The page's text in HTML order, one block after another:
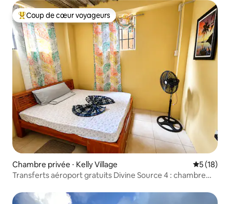
Coups de cœur voyageurs les plus appréciés
Coup de cœur voyageurs
Chambre privée ⋅ Kelly Village
5 (18)
Transferts aéroport gratuits Divine Source 4 : chambre